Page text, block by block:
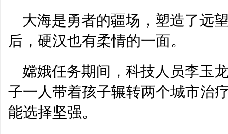
大海是勇者的疆场，塑造了远
后，硬汉也有柔情的一面。
嫦娥任务期间，科技人员李玉
子一人带着孩子辗转两个城市治
能选择坚强。